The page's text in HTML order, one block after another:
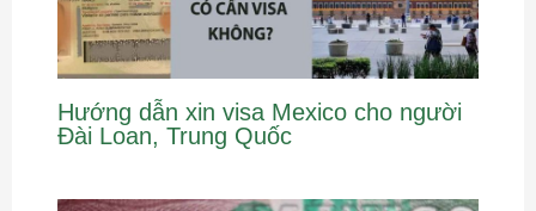
Hướng dẫn xin visa Mexico cho người
Đài Loan, Trung Quốc